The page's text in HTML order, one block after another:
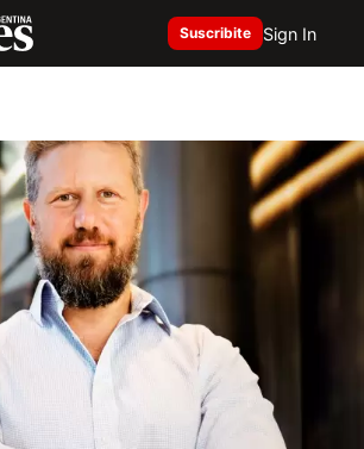
Suscribite Sign In